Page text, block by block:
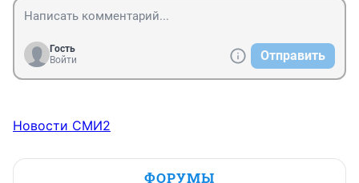
Гость
Войти
Отправить
Новости СМИ2
ФОРУМЫ